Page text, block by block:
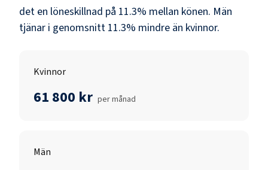
det en löneskillnad på 11.3% mellan könen. Män
tjänar i genomsnitt 11.3% mindre än kvinnor.
Kvinnor
61 800 kr per månad
Män